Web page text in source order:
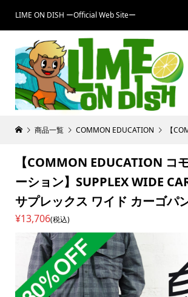
LIME ON DISH ーOfficial Web Siteー
商品一覧 COMMON EDUCATION 【COMMON
【COMMON EDUCATION コ
ーション】SUPPLEX WIDE
サプレックス ワイド カーゴパ
¥13,706(税込)